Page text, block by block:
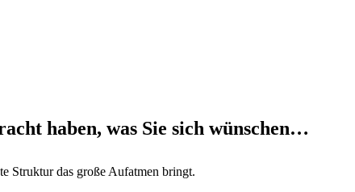
haben, was Sie sich wünschen…
Struktur das große Aufatmen bringt.